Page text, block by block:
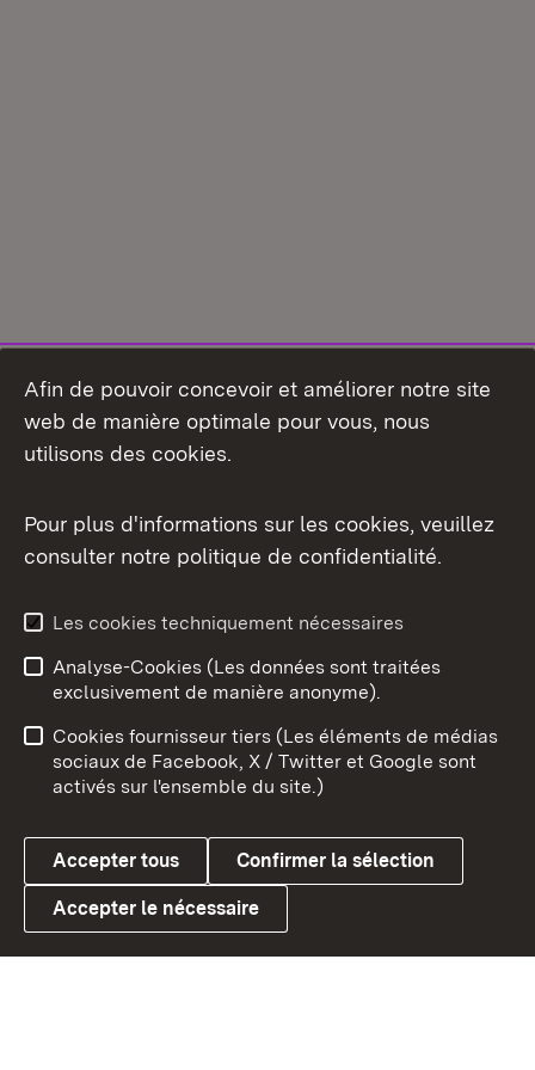
Aperçu des thèmes
Link zum Landesportal
Conseils d'utilisation
Confidentialité
Cookies
Afin de pouvoir concevoir et améliorer notre site
web de manière optimale pour vous, nous
utilisons des cookies.
Pour plus d'informations sur les cookies, veuillez
consulter notre politique de confidentialité.
Les cookies techniquement nécessaires
Analyse-Cookies (Les données sont traitées
exclusivement de manière anonyme).
Cookies fournisseur tiers (Les éléments de médias
sociaux de Facebook, X / Twitter et Google sont
activés sur l'ensemble du site.)
Accepter tous Confirmer la sélection
Accepter le nécessaire